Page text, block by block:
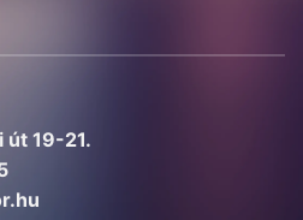
út 19-21.